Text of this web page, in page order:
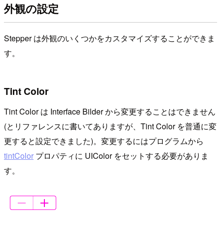
外観の設定
Stepper は外観のいくつかをカスタマイズすることができま
す。
Tint Color
Tint Color は Interface Bilder から変更することはできません
(とリファレンスに書いてありますが、Tint Color を普通に変
更すると設定できました)。変更するにはプログラムから
tintColor プロパティに UIColor をセットする必要がありま
す。